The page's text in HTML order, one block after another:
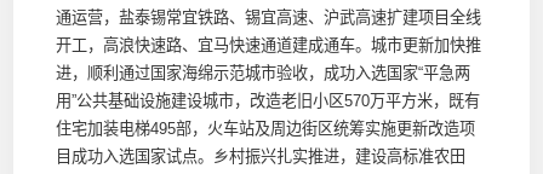
通运营，盐泰锡常宜铁路、锡宜高速、沪武高速扩建项目全线
开工，高浪快速路、宜马快速通道建成通车。城市更新加快推
进，顺利通过国家海绵示范城市验收，成功入选国家“平急两
用”公共基础设施建设城市，改造老旧小区570万平方米，既有
住宅加装电梯495部，火车站及周边街区统筹实施更新改造项
目成功入选国家试点。乡村振兴扎实推进，建设高标准农田